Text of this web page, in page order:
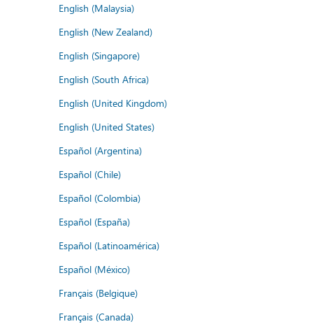
English (Malaysia)
English (New Zealand)
English (Singapore)
English (South Africa)
English (United Kingdom)
English (United States)
Español (Argentina)
Español (Chile)
Español (Colombia)
Español (España)
Español (Latinoamérica)
Español (México)
Français (Belgique)
Français (Canada)